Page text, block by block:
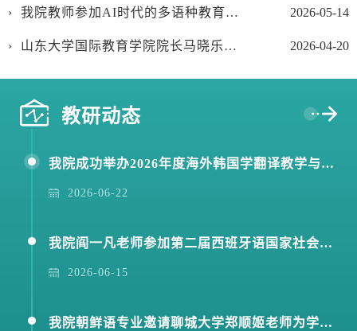
我院教师参加AI时代的多语种教育与区域国别研究研讨会暨2026全国高校多语种人才培养与教师发展论坛 2026-05-14
山东大学国际教育学院院长马晓乐应邀指导国际中文教育学科建设工作 2026-04-20
教研动态
我院成功举办2026年度海外韩国学翻译教学与研究项目推介之“与作家面对面”活动
2026-06-22
我院阎一凡老师参加第二届西班牙语国家社会与文化研究论坛
2026-06-15
我院朝鲜语专业邀请聊城大学郑顺姬老师为学生举办考研专题报告会